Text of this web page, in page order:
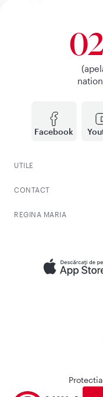
Facebook
UTILE
CONTACT
REGINA MARIA